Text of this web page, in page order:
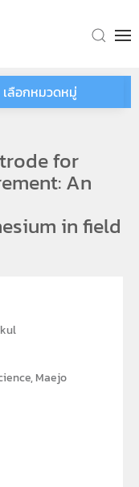
เลือกหมวดหมู่
for
An
in field
Maejo